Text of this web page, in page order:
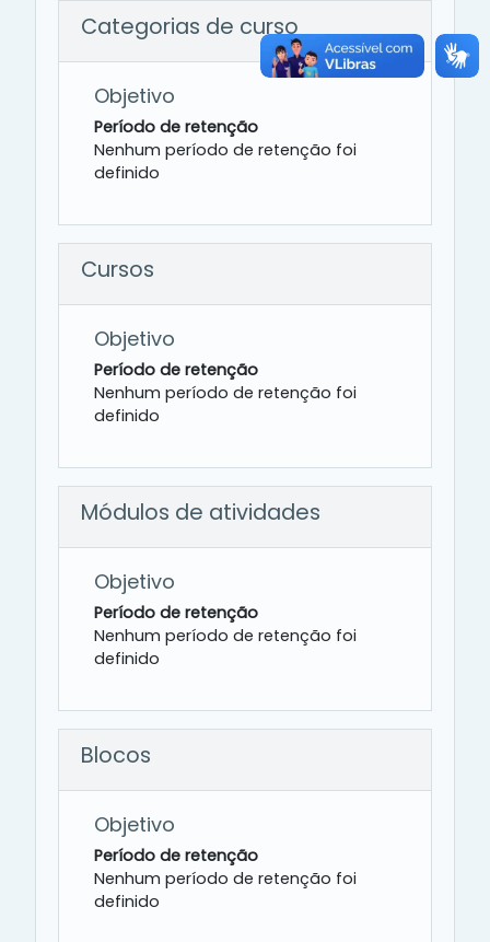
Categorias de curso
Objetivo
Período de retenção
Nenhum período de retenção foi
definido
Cursos
Objetivo
Período de retenção
Nenhum período de retenção foi
definido
Módulos de atividades
Objetivo
Período de retenção
Nenhum período de retenção foi
definido
Blocos
Objetivo
Período de retenção
Nenhum período de retenção foi
definido